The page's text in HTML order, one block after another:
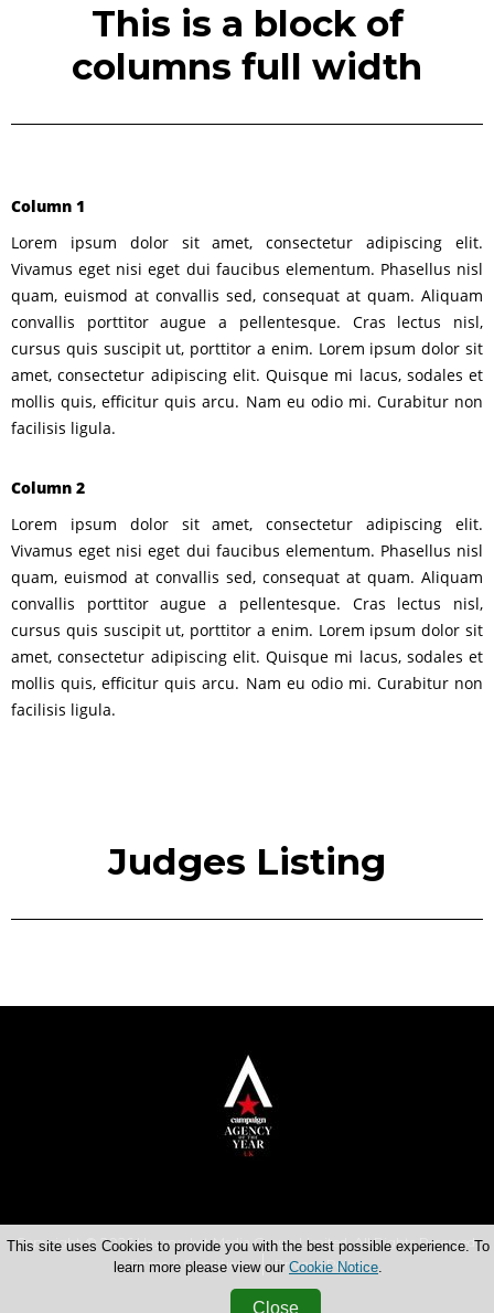
This is a block of
columns full width
Column 1
Lorem ipsum dolor sit amet, consectetur adipiscing elit.
Vivamus eget nisi eget dui faucibus elementum. Phasellus nisl
quam, euismod at convallis sed, consequat at quam. Aliquam
convallis porttitor augue a pellentesque. Cras lectus nisl,
cursus quis suscipit ut, porttitor a enim. Lorem ipsum dolor sit
amet, consectetur adipiscing elit. Quisque mi lacus, sodales et
mollis quis, efficitur quis arcu. Nam eu odio mi. Curabitur non
facilisis ligula.
Column 2
Lorem ipsum dolor sit amet, consectetur adipiscing elit.
Vivamus eget nisi eget dui faucibus elementum. Phasellus nisl
quam, euismod at convallis sed, consequat at quam. Aliquam
convallis porttitor augue a pellentesque. Cras lectus nisl,
cursus quis suscipit ut, porttitor a enim. Lorem ipsum dolor sit
amet, consectetur adipiscing elit. Quisque mi lacus, sodales et
mollis quis, efficitur quis arcu. Nam eu odio mi. Curabitur non
facilisis ligula.
Judges Listing
Copyright © 2026 Haymarket Media Group Limited. All Rights Reserved.
Terms & Conditions
Privacy Policy
This site uses Cookies to provide you with the best possible experience. To
learn more please view our Cookie Notice.
Close